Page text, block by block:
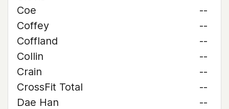
Coe
--
Coffey
--
Coffland
--
Collin
--
Crain
--
CrossFit Total
--
Dae Han
--